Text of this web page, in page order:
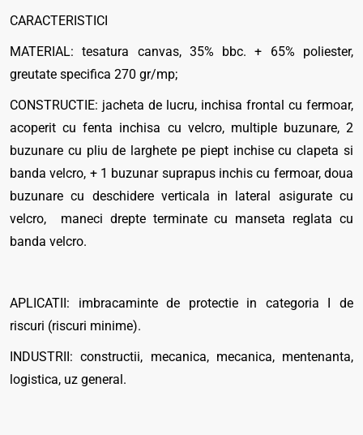
CARACTERISTICI
MATERIAL: tesatura canvas, 35% bbc. + 65% poliester,
greutate specifica 270 gr/mp;
CONSTRUCTIE: jacheta de lucru, inchisa frontal cu fermoar,
acoperit cu fenta inchisa cu velcro, multiple buzunare, 2
buzunare cu pliu de larghete pe piept inchise cu clapeta si
banda velcro, + 1 buzunar suprapus inchis cu fermoar, doua
buzunare cu deschidere verticala in lateral asigurate cu
velcro, maneci drepte terminate cu manseta reglata cu
banda velcro.
APLICATII: imbracaminte de protectie in categoria I de
riscuri (riscuri minime).
INDUSTRII: constructii, mecanica, mecanica, mentenanta,
logistica, uz general.